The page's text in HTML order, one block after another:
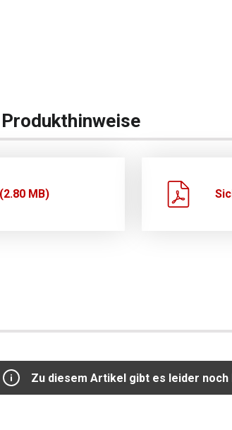
MB)
Zu diesem Artikel gibt es leider noch